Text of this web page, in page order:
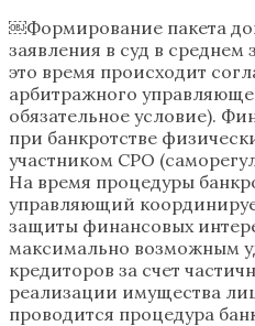
￼Формирование пакета
заявления в суд в среднем
это время происходит
арбитражного
обязательное условие).
при банкротстве
участником СРО
На время процедуры
управляющий
защиты финансовых
максимально возможным
кредиторов за счет
реализации имущества
проводится процедура